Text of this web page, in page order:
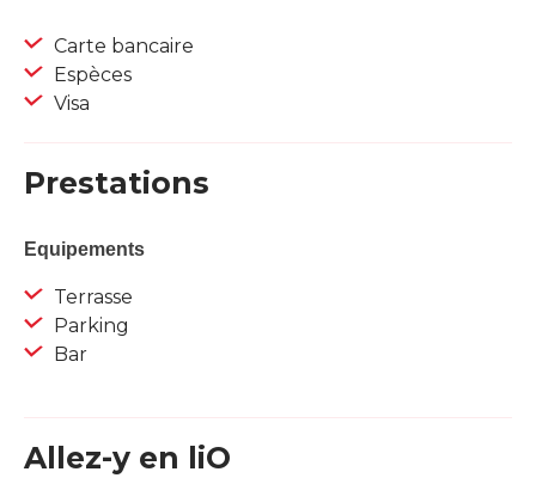
Carte bancaire
Espèces
Visa
Prestations
Equipements
Terrasse
Parking
Bar
Allez-y en liO